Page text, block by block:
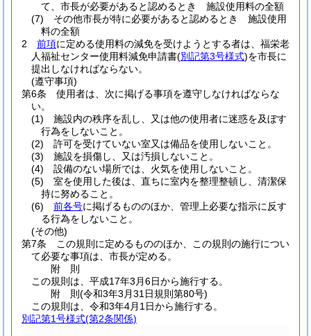
て、市長が必要があると認めるとき 施設使用料の全額
(7)
その他市長が特に必要があると認めるとき 施設使用
料の全額
2
前項に定める使用料の減免を受けようとする者は、福栄老
人福祉センター使用料減免申請書(別記第3号様式)を市長に
提出しなければならない。
(遵守事項)
第6条
使用者は、次に掲げる事項を遵守しなければならな
い。
(1)
施設内の秩序を乱し、又は他の使用者に迷惑を及ぼす
行為をしないこと。
(2)
許可を受けていない室又は備品を使用しないこと。
(3)
施設を損傷し、又は汚損しないこと。
(4)
設備のない場所では、火気を使用しないこと。
(5)
室を使用した後は、直ちに室内を整理整頓し、清潔保
持に努めること。
(6)
前各号に掲げるもののほか、管理上必要な指示に反す
る行為をしないこと。
(その他)
第7条
この規則に定めるもののほか、この規則の施行につい
て必要な事項は、市長が定める。
附 則
この規則は、平成17年3月6日から施行する。
附 則(令和3年3月31日規則第80号)
この規則は、令和3年4月1日から施行する。
別記第1号様式(第2条関係)